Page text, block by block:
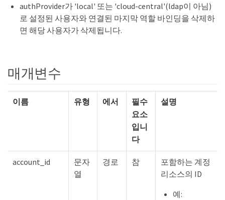
authProvider가 'local' 또는 'cloud-central'(ldap이 아님)
로 설정된 사용자와 연결된 마지막 역할 바인딩을 삭제하
면 해당 사용자가 삭제됩니다.
매개변수
이름 유형 에서
필수
요소
입니
다
설명
account_id
문자
열
경로 참
포함하는 계정
리소스의 ID
예: